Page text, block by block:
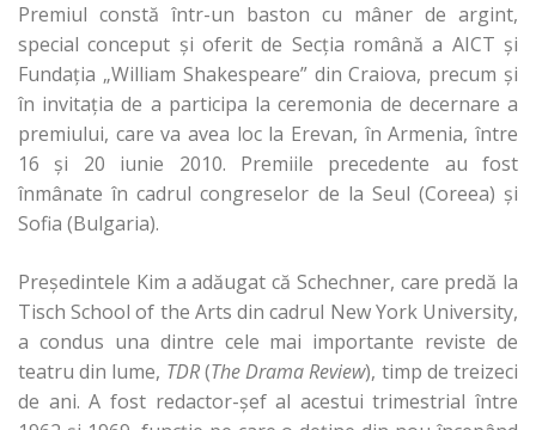
Premiul constă într-un baston cu mâner de argint,
special conceput şi oferit de Secţia română a AICT şi
Fundaţia „William Shakespeare” din Craiova, precum şi
în invitaţia de a participa la ceremonia de decernare a
premiului, care va avea loc la Erevan, în Armenia, între
16 şi 20 iunie 2010. Premiile precedente au fost
înmânate în cadrul congreselor de la Seul (Coreea) şi
Sofia (Bulgaria).
Preşedintele Kim a adăugat că Schechner, care predă la
Tisch School of the Arts din cadrul New York University,
a condus una dintre cele mai importante reviste de
teatru din lume, TDR(The Drama Review), timp de treizeci
de ani. A fost redactor-şef al acestui trimestrial între